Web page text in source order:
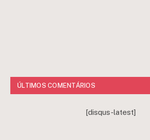
ÚLTIMOS COMENTÁRIOS
[disqus-latest]